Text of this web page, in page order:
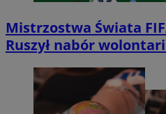
Mistrzostwa Świata
Ruszył nabór